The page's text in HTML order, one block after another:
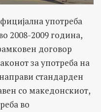
употреба
2008-2009 година,
договор
за употреба на
стандарден
со македонскиот,
во